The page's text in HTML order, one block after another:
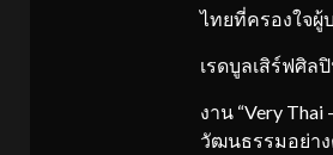
ไทยที่ครองใจผู้
เรดบูลเสิร์ฟศิล
งาน “Very
วัฒนธรรมอย่า